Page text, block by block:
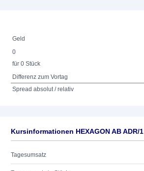
Geld
0
für 0 Stück
Differenz zum Vortag
Spread absolut / relativ
Kursinformationen HEXAGON AB ADR/1
Tagesumsatz